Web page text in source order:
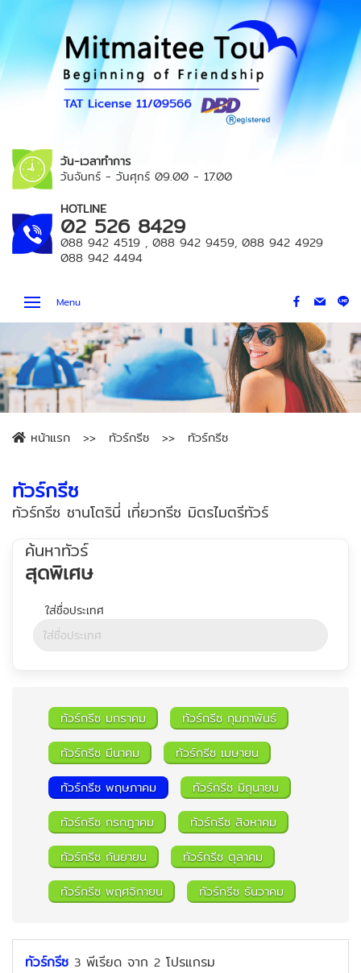
วัน-เวลาทำการ
วันจันทร์ - วันศุกร์ 09.00 - 17.00
HOTLINE
02 526 8429
088 942 4519 , 088 942 9459, 088 942 4929
088 942 4494
Menu
หน้าแรก ทัวร์กรีซ ทัวร์กรีซ
ทัวร์กรีซ
ทัวร์กรีซ ซานโตรินี่ เที่ยวกรีซ มิตรไมตรีทัวร์
ค้นหาทัวร์
สุดพิเศษ
ค้นหาทัวร์
ทัวร์กรีซ มกราคม
ทัวร์กรีซ กุมภาพันธ์
ทัวร์กรีซ มีนาคม
ทัวร์กรีซ เมษายน
ทัวร์กรีซ พฤษภาคม
ทัวร์กรีซ มิถุนายน
ทัวร์กรีซ กรกฎาคม
ทัวร์กรีซ สิงหาคม
ทัวร์กรีซ กันยายน
ทัวร์กรีซ ตุลาคม
ทัวร์กรีซ พฤศจิกายน
ทัวร์กรีซ ธันวาคม
ทัวร์กรีซ 3 พีเรียด จาก 2 โปรแกรม